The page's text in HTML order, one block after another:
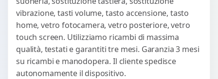
vibrazione, tasti volume, tasto accensione, tasto
home, vetro fotocamera, vetro posteriore, vetro
touch screen. Utilizziamo ricambi di massima
qualità, testati e garantiti tre mesi. Garanzia 3 mesi
su ricambi e manodopera. Il cliente spedisce
autonomamente il dispositivo.